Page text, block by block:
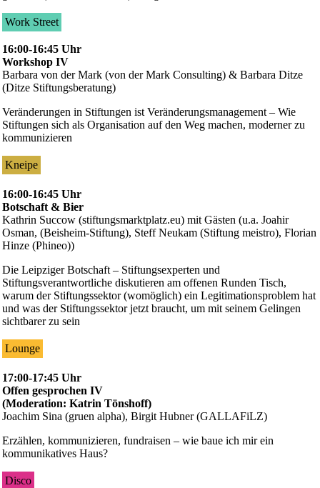
Work Street
16:00-16:45 Uhr
Workshop IV
Barbara von der Mark (von der Mark Consulting) & Barbara Ditze
(Ditze Stiftungsberatung)
Veränderungen in Stiftungen ist Veränderungsmanagement – Wie
Stiftungen sich als Organisation auf den Weg machen, moderner zu
kommunizieren
Kneipe
16:00-16:45 Uhr
Botschaft & Bier
Kathrin Succow (stiftungsmarktplatz.eu) mit Gästen (u.a. Joahir
Osman, (Beisheim-Stiftung), Steff Neukam (Stiftung meistro), Florian
Hinze (Phineo))
Die Leipziger Botschaft – Stiftungsexperten und
Stiftungsverantwortliche diskutieren am offenen Runden Tisch,
warum der Stiftungssektor (womöglich) ein Legitimationsproblem hat
und was der Stiftungssektor jetzt braucht, um mit seinem Gelingen
sichtbarer zu sein
Lounge
17:00-17:45 Uhr
Offen gesprochen IV
(Moderation: Katrin Tönshoff)
Joachim Sina (gruen alpha), Birgit Hubner (GALLAFiLZ)
Erzählen, kommunizieren, fundraisen – wie baue ich mir ein
kommunikatives Haus?
Disco